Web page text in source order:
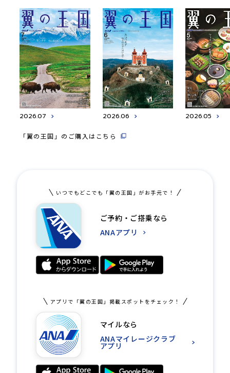
2026.07 2026.06 2026.05
「翼の王国」のご購入はこちら
いつでもどこでも「翼の王国」がお手元で！
ご予約・ご搭乗なら
ANAアプリ
アプリで「翼の王国」掲載スポットをチェック！
マイルなら
ANAマイレージクラブ
アプリ